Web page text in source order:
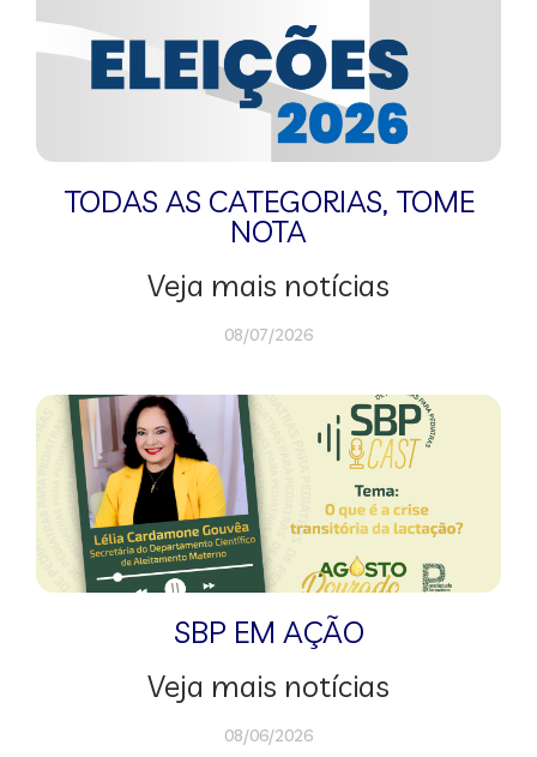
TODAS AS CATEGORIAS, TOME
NOTA
Veja mais notícias
08/07/2026
SBP EM AÇÃO
Veja mais notícias
08/06/2026